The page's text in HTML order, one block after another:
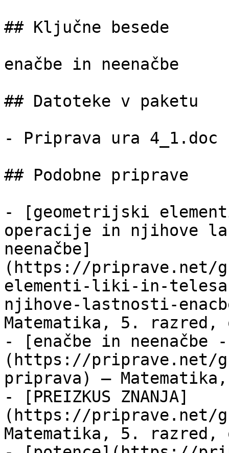
## Ključne besede
enačbe in neenačbe
## Datoteke v paketu
- Priprava ura 4_1.doc
## Podobne priprave
- [geometrijski
operacije in njihove
neenačbe]
(https://priprave.net/
elementi-liki-in-
njihove-lastnosti-
Matematika, 5. razred,
- [enačbe in neenačbe
(https://priprave.net/
priprava) —
- [PREIZKUS ZNANJA]
(https://priprave.net/
Matematika, 5. razred,